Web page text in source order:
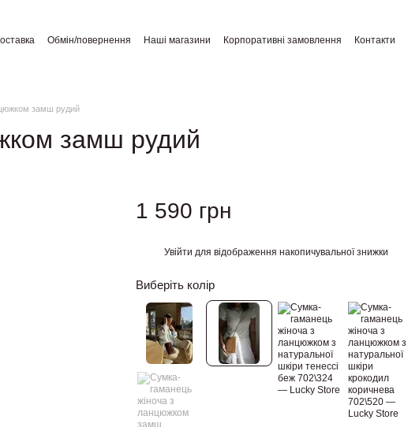
Обмін/повернення Наші магазини Корпоративні замовлення Контакти
замш рудий
замш рудий
1 590 грн
Увійти для відображення накопичувальної знижки
Виберіть колір